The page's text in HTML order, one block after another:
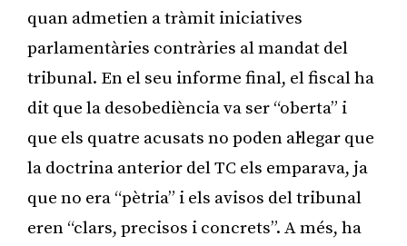
quan admetien a tràmit iniciatives
parlamentàries contràries al mandat del
tribunal. En el seu informe final, el fiscal ha
dit que la desobediència va ser “oberta” i
que els quatre acusats no poden al·legar que
la doctrina anterior del TC els emparava, ja
que no era “pètria” i els avisos del tribunal
eren “clars, precisos i concrets”. A més, ha